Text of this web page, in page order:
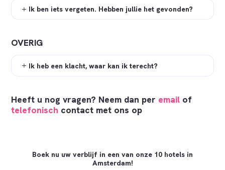
Ik ben iets vergeten. Hebben jullie het gevonden?
OVERIG
Ik heb een klacht, waar kan ik terecht?
Heeft u nog vragen? Neem dan per email of
telefonisch contact met ons op
Boek nu uw verblijf in een van onze 10 hotels in
Amsterdam!